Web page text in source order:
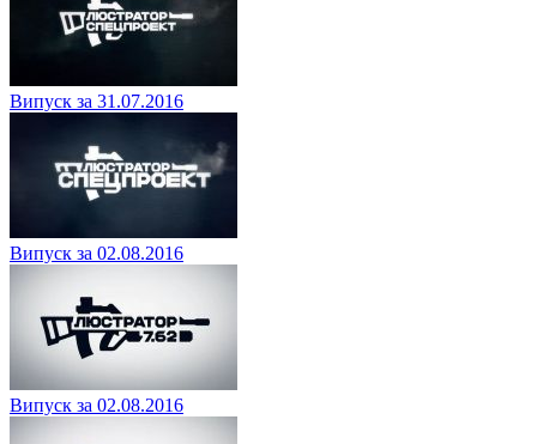
Випуск за 31.07.2016
Випуск за 02.08.2016
Випуск за 02.08.2016